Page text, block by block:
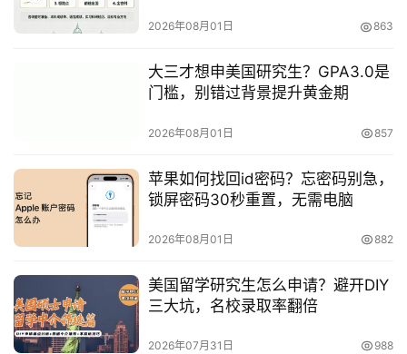
2026年08月01日 863
大三才想申美国研究生？GPA3.0是
门槛，别错过背景提升黄金期
2026年08月01日 857
苹果如何找回id密码？忘密码别急，
锁屏密码30秒重置，无需电脑
2026年08月01日 882
美国留学研究生怎么申请？避开DIY
三大坑，名校录取率翻倍
2026年07月31日 988